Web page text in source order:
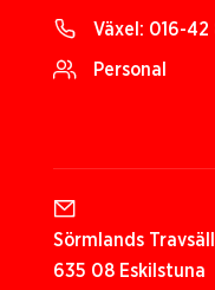
Växel: 016-42
Personal
Sörmlands
635 08 Eskilstuna